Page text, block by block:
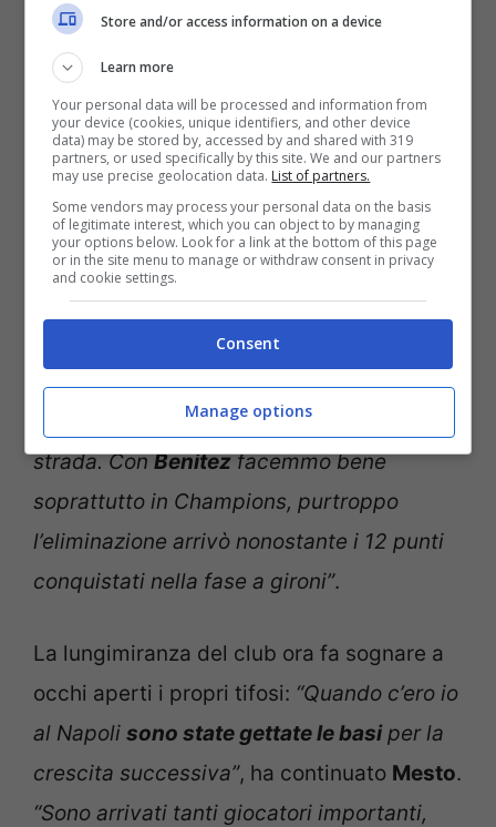
il Livorno (Ansa Foto)
Il Napoli, dal giorno del suo addio, è
cresciuto gradualmente fino a diventare la
favorita numero uno per il tricolore:“La
crescita è stata soprattutto costante. Noi
facemmo degli ottimi campionati,
arrivammo secondi conMazzarri
un importante gap di punti dallaJuventus
che in quegli anni non lasciava nulla per
strada. ConBenitezfacemmo bene
soprattutto in Champions, purtroppo
l’eliminazione arrivò nonostante i 12 punti
conquistati nella fase a gironi”.
La lungimiranza del club ora fa sognare a
occhi aperti i propri tifosi: “Quando c’ero io
al Napoli sono state gettate le basiper la
crescita successiva”, ha continuato Mesto.
“Sono arrivati tanti giocatori importanti,
Store and/or access information on a device
Learn more
Your personal data will be processed and information from
your device (cookies, unique identifiers, and other device
data) may be stored by, accessed by and shared with 319
partners, or used specifically by this site. We and our partners
may use precise geolocation data. List of partners.
Some vendors may process your personal data on the basis
of legitimate interest, which you can object to by managing
your options below. Look for a link at the bottom of this page
or in the site menu to manage or withdraw consent in privacy
and cookie settings.
Consent
Manage options